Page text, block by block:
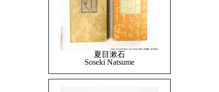
夏目漱石
Soseki Natsume